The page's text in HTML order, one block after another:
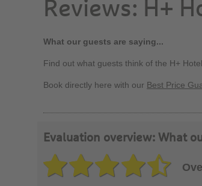
Reviews: H+
What our guests are saying...
Find out what guests think of the H+
Book directly here with our Best Price
Evaluation overview: What